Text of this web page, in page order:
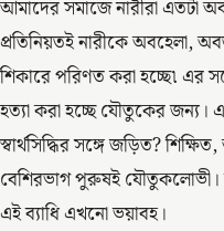
আমাদের সমাজে নারীরা এতটা
প্রতিনিয়তই নারীকে অবহেলা,
শিকারে পরিণত করা হচ্ছে৷ এর
হত্যা করা হচ্ছে যৌতুকের জন্য।
স্বার্থসিদ্ধির সঙ্গে জড়িত?
বেশিরভাগ পুরুষই যৌতুকলোভী।
এই ব্যাধি এখনো ভয়াবহ।